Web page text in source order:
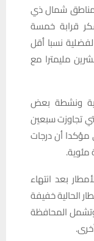
مناطق شمال ذي
قرابة خمسة
نسبا أقل
مليمترا مع
ونشطة بعض
تجاوزت سبعين
مؤكدا أن درجات
مئوية.
بعد انتهاء
الحالية خفيفة
المحافظة